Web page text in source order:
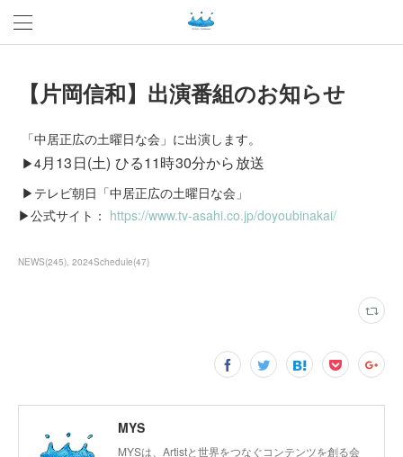
【片岡信和】出演番組のお知らせ
「中居正広の土曜日な会」に出演します。
▶4月13日(土) ひる11時30分から放送
▶テレビ朝日「中居正広の土曜日な会」
▶公式サイト： https://www.tv-asahi.co.jp/doyoubinakai/
NEWS(245) 2024Schedule(47)
MYS
MYSは、Artistと世界をつなぐコンテンツを創る会